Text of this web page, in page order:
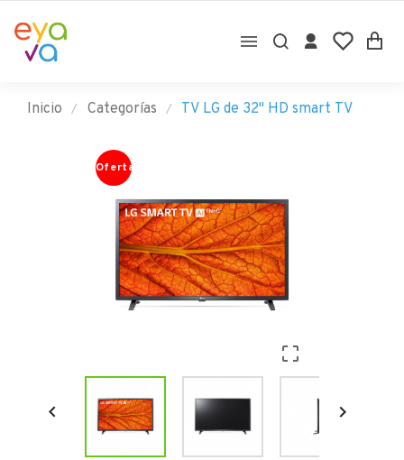

Inicio Categorías TV LG de 32'' HD smart TV
Oferta

 